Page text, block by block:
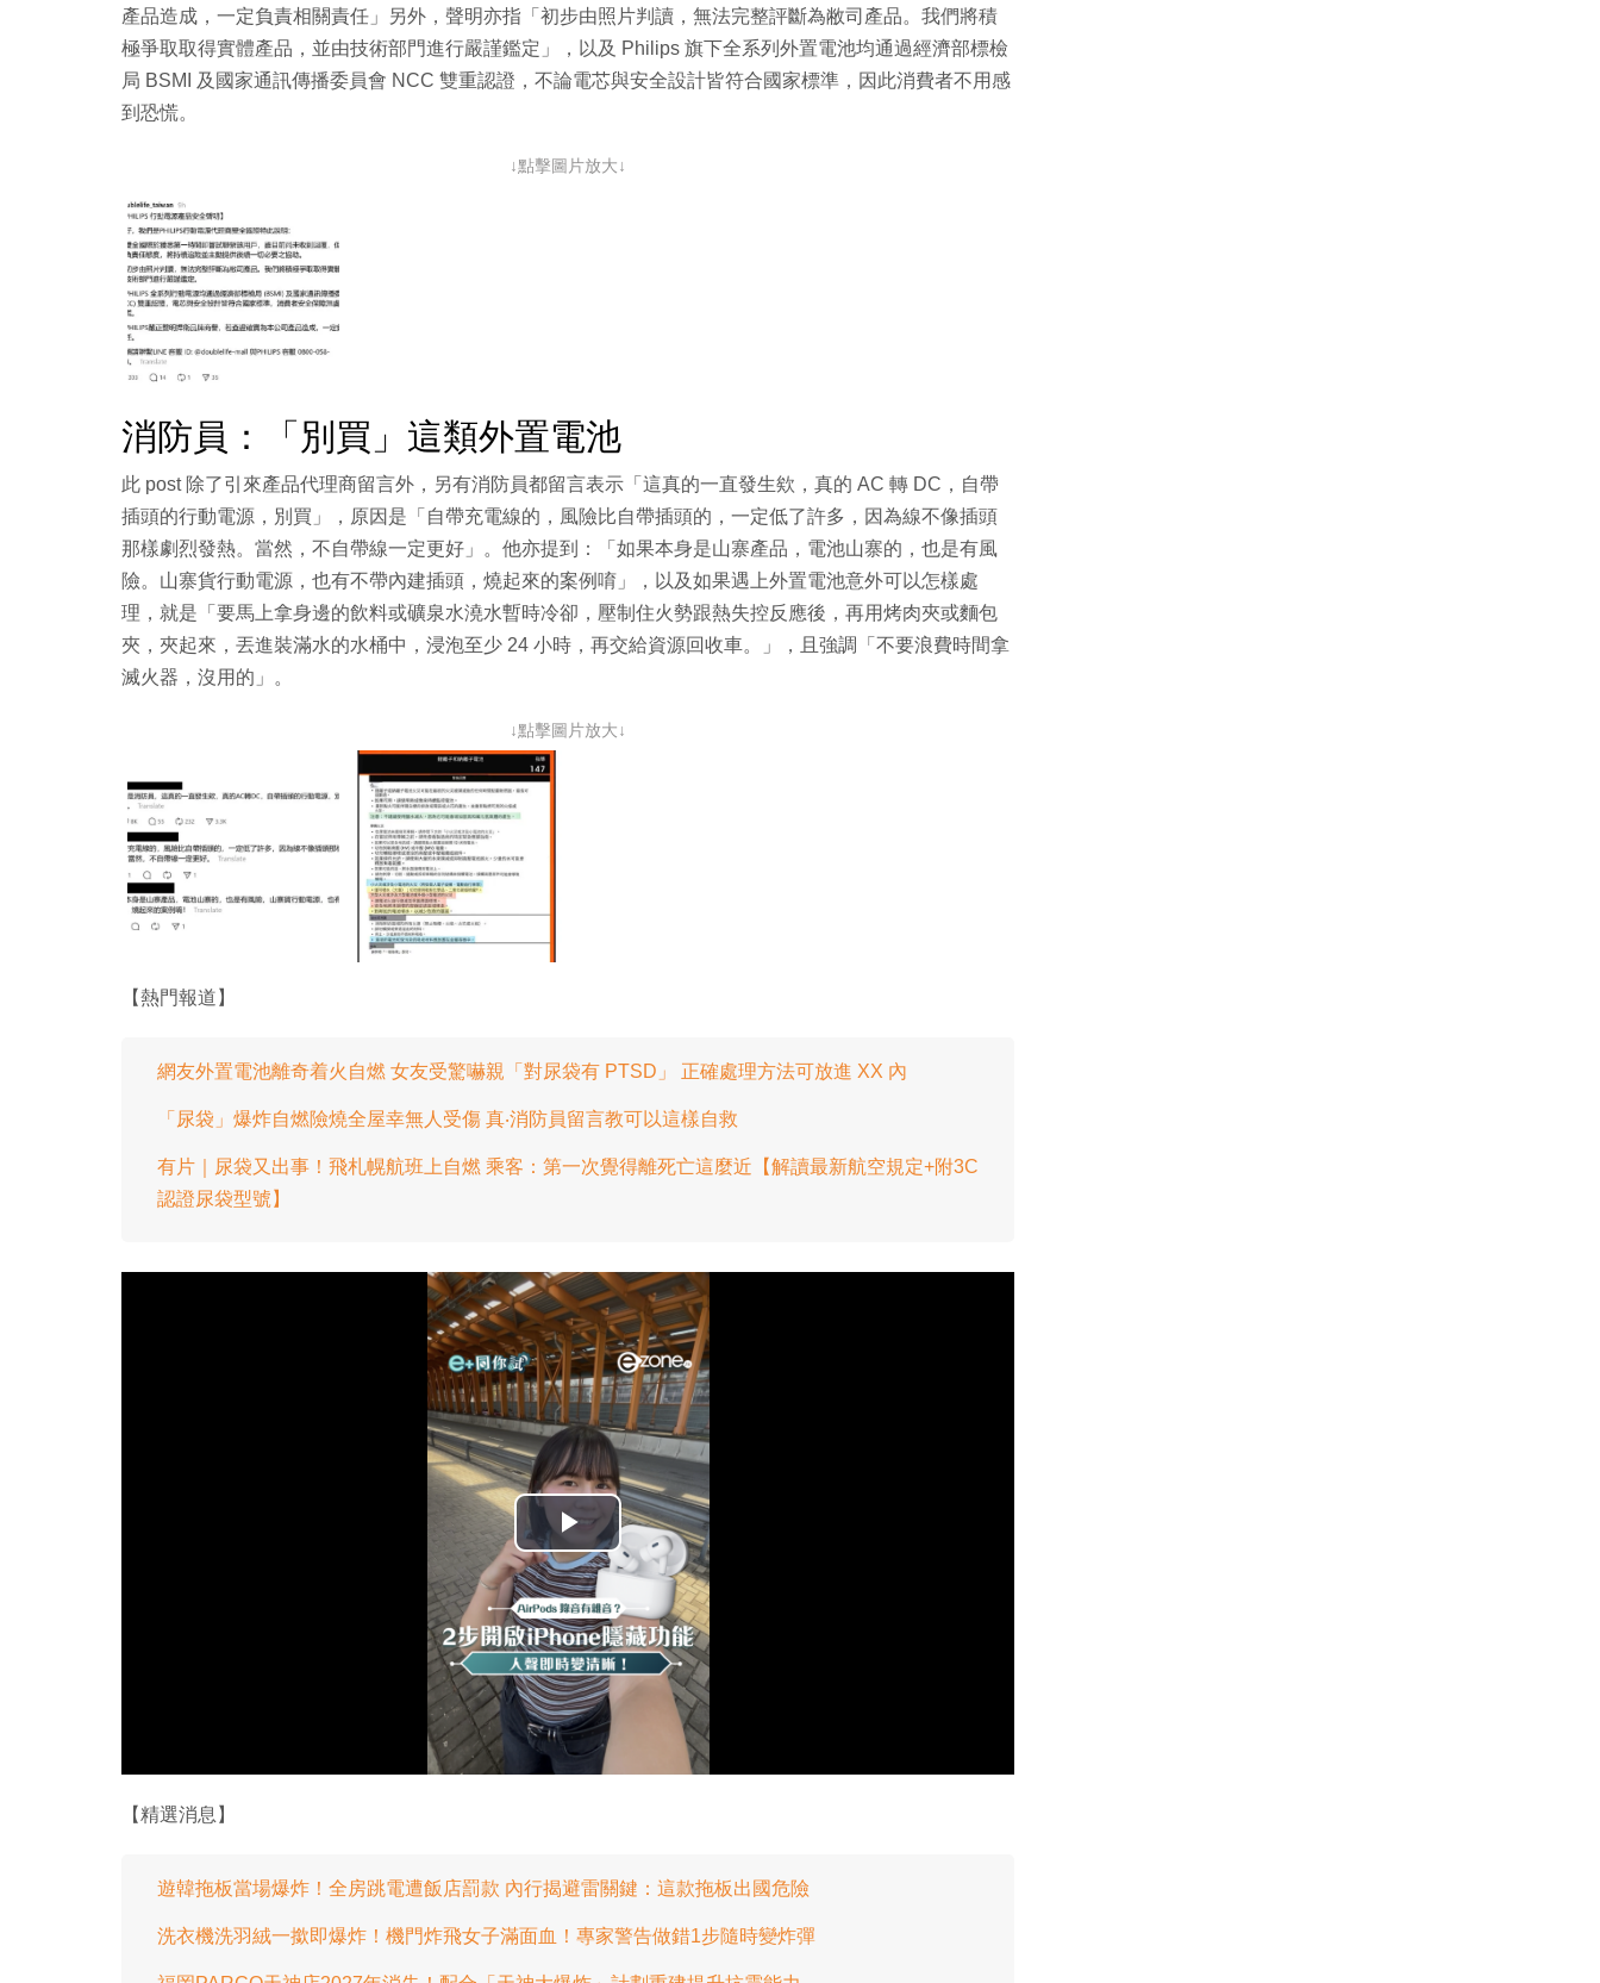
產品造成，一定負責相關責任」另外，聲明亦指「初步由照片判讀，無法完整評斷為敝司產品。我們將積
極爭取取得實體產品，並由技術部門進行嚴謹鑑定」，以及 Philips 旗下全系列外置電池均通過經濟部標檢
局 BSMI 及國家通訊傳播委員會 NCC 雙重認證，不論電芯與安全設計皆符合國家標準，因此消費者不用感
到恐慌。
↓點擊圖片放大↓
消防員：「別買」這類外置電池
此 post 除了引來產品代理商留言外，另有消防員都留言表示「這真的一直發生欸，真的 AC 轉 DC，自帶
插頭的行動電源，別買」，原因是「自帶充電線的，風險比自帶插頭的，一定低了許多，因為線不像插頭
那樣劇烈發熱。當然，不自帶線一定更好」。他亦提到：「如果本身是山寨產品，電池山寨的，也是有風
險。山寨貨行動電源，也有不帶內建插頭，燒起來的案例唷」，以及如果遇上外置電池意外可以怎樣處
理，就是「要馬上拿身邊的飲料或礦泉水澆水暫時冷卻，壓制住火勢跟熱失控反應後，再用烤肉夾或麵包
夾，夾起來，丟進裝滿水的水桶中，浸泡至少 24 小時，再交給資源回收車。」，且強調「不要浪費時間拿
滅火器，沒用的」。
↓點擊圖片放大↓
【熱門報道】
網友外置電池離奇着火自燃 女友受驚嚇親「對尿袋有 PTSD」 正確處理方法可放進 XX 內
「尿袋」爆炸自燃險燒全屋幸無人受傷 真‧消防員留言教可以這樣自救
有片｜尿袋又出事！飛札幌航班上自燃 乘客：第一次覺得離死亡這麼近【解讀最新航空規定+附3C
認證尿袋型號】
播
放
影
片
【精選消息】
遊韓拖板當場爆炸！全房跳電遭飯店罰款 內行揭避雷關鍵：這款拖板出國危險
洗衣機洗羽絨一撳即爆炸！機門炸飛女子滿面血！專家警告做錯1步隨時變炸彈